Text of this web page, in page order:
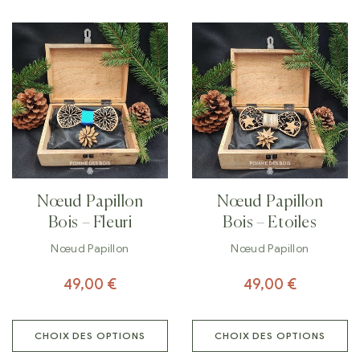
Nœud Papillon
Bois – Fleuri
Nœud Papillon
49,00 €
CHOIX DES OPTIONS
Nœud Papillon
Bois – Etoiles
Nœud Papillon
49,00 €
CHOIX DES OPTIONS